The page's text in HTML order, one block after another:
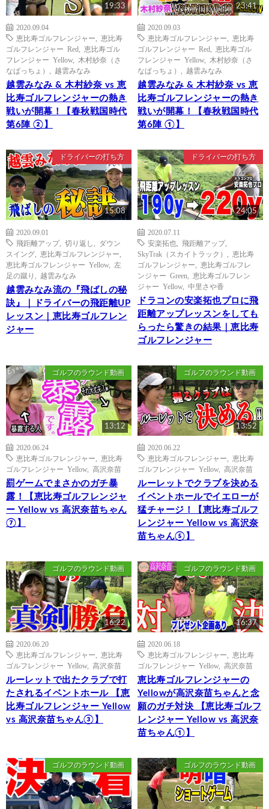
19:33
2020.09.04
恵比寿ゴルフレンジャー
恵比寿
ゴルフレンジャー Red
恵比寿ゴル
フレンジャー Yellow, 木村紗奈（さ
なぱっちょ）
越雲みなみ
越雲みなみ & 木村紗奈 vs 恵
比寿ゴルフレンジャーの熱き
戦いが開幕！【春秋戦国時代
第6陣 ②】
23:41
2020.09.03
恵比寿ゴルフレンジャー
恵比寿
ゴルフレンジャー Red
恵比寿ゴル
フレンジャー Yellow, 木村紗奈（さ
なぱっちょ）
越雲みなみ
越雲みなみ & 木村紗奈 vs 恵
比寿ゴルフレンジャーの熱き
戦いが開幕！【春秋戦国時代
第6陣 ①】
ドライバーの打ち方
15:08
2020.09.01
飛距離アップ, 切り返し
ダウン
スイング
恵比寿ゴルフレンジャー
恵比寿ゴルフレンジャー Yellow, 左
足の蹴り
越雲みなみ
越雲みなみ流の『飛ばしの秘
訣』｜ドライバーの飛距離UP
レッスン｜恵比寿ゴルフレン
ジャー
ドライバーの打ち方
24:05
2020.07.11
安楽拓也
飛距離アップ,
SkyTrak（スカイトラック）
恵比寿
ゴルフレンジャー
恵比寿ゴルフレ
ンジャー Green
恵比寿ゴルフレン
ジャー Yellow, 中里さや香
ドラコンの安楽拓也プロに飛
距離アップレッスンをしても
らったら驚きの結果｜恵比寿
ゴルフレンジャー
ゴルフのラウンド動画
13:12
2020.06.24
恵比寿ゴルフレンジャー
恵比寿
ゴルフレンジャー Yellow, 高沢奈苗
罰ゲームでまさかのガチ暴
露！【恵比寿ゴルフレンジャ
ー Yellow vs 高沢奈苗ちゃん
⑦】
ゴルフのラウンド動画
13:52
2020.06.22
恵比寿ゴルフレンジャー
恵比寿
ゴルフレンジャー Yellow, 高沢奈苗
ルーレットでクラブを決める
イベントホールでイエローが
猛チャージ！【恵比寿ゴルフ
レンジャー Yellow vs 高沢奈
苗ちゃん⑤】
ゴルフのラウンド動画
16:22
2020.06.20
恵比寿ゴルフレンジャー
恵比寿
ゴルフレンジャー Yellow, 高沢奈苗
ルーレットで出たクラブで打
たされるイベントホール 【恵
比寿ゴルフレンジャー Yellow
vs 高沢奈苗ちゃん③】
ゴルフのラウンド動画
16:37
2020.06.18
恵比寿ゴルフレンジャー
恵比寿
ゴルフレンジャー Yellow, 高沢奈苗
恵比寿ゴルフレンジャーの
Yellowが高沢奈苗ちゃんと念
願のガチ対決 【恵比寿ゴルフ
レンジャー Yellow vs 高沢奈
苗ちゃん①】
ゴルフのラウンド動画 ゴルフのラウンド動画